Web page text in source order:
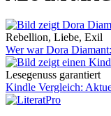
Rebellion, Liebe, Exil
Wer war Dora
Lesegenuss garantiert
Kindle Vergleich: